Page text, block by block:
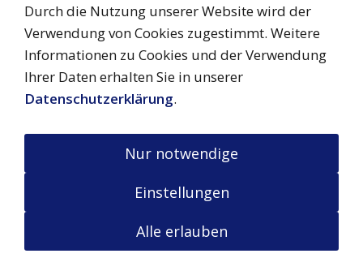
Wir entwickeln Ideen!
Vernetzen Sie sich mit anderen Menschen auf
unserem digitalen Marktplatz:
GHZ-Marktplatz
Alle auf dieser Website verwendeten Bilder, Grafiken
und Logos sind urheberrechtlich geschützt.
Eine Weiterverwendung, Vervielfältigung oder
Veröffentlichung ist ohne unsere ausdrückliche
Schreiben Sie uns
Durch die Nutzung unserer Website wird der
Verwendung von Cookies zugestimmt. Weitere
Informationen zu Cookies und der Verwendung
Ihrer Daten erhalten Sie in unserer
Datenschutzerklärung.
Nur notwendige
Einstellungen
Alle erlauben